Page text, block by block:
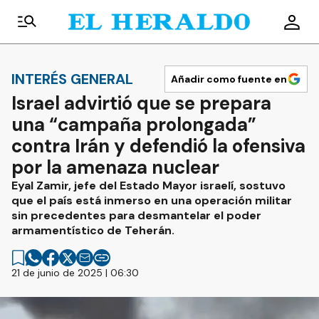
INTERÉS GENERAL Añadir como fuente en
Israel advirtió que se prepara
una “campaña prolongada”
contra Irán y defendió la ofensiva
por la amenaza nuclear
Eyal Zamir, jefe del Estado Mayor israelí, sostuvo
que el país está inmerso en una operación militar
sin precedentes para desmantelar el poder
armamentístico de Teherán.
21 de junio de 2025 | 06:30